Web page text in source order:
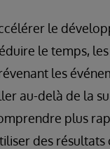
le
le temps,
les
au-delà de la
plus
des résultats